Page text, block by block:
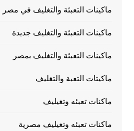
ماكينات التعبئة والتغليف في مصر
ماكينات التعبئة والتغليف جديدة
ماكينات التعبئة والتغليف بمصر
ماكيتات التعبة والتغليف
ماكنات تعبئه وتغيليف
ماكنات تعبئه وتغيليف مصرية